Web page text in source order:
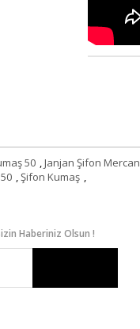
50 ,Janjan Şifon Mercan
,Şifon Kumaş ,
Haberiniz Olsun !